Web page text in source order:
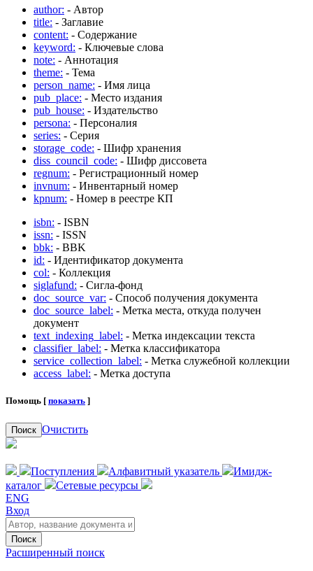
author: - Автор
title: - Заглавие
content: - Содержание
keyword: - Ключевые слова
note: - Аннотация
theme: - Тема
person_name: - Имя лица
pub_place: - Место издания
pub_house: - Издательство
persona: - Персоналия
series: - Серия
storage_code: - Шифр хранения
diss_council_code: - Шифр диссовета
regnum: - Регистрационный номер
invnum: - Инвентарный номер
kpnum: - Номер в реестре КП
isbn: - ISBN
issn: - ISSN
bbk: - BBK
id: - Идентификатор документа
col: - Коллекция
siglafund: - Сигла-фонд
doc_source_var: - Способ получения документа
doc_source_label: - Метка места, откуда получен
документ
text_indexing_label: - Метка индексации текста
classifier_label: - Метка классификатора
service_collection_label: - Метка служебной коллекции
access_label: - Метка доступа
Помощь [ показать ]
Поиск Очистить
Поступления Алфавитный указатель
Имидж-
каталог
Сетевые ресурсы
ENG
Вход
Поиск
Расширенный поиск